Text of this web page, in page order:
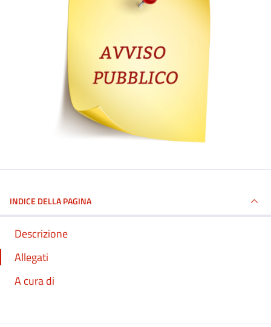
INDICE DELLA PAGINA
Descrizione
Allegati
A cura di